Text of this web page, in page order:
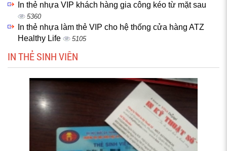
In thẻ nhựa VIP khách hàng gia công kéo từ mặt sau
5360
In thẻ nhựa làm thẻ VIP cho hệ thống cửa hàng ATZ
Healthy Life
5105
IN THẺ SINH VIÊN